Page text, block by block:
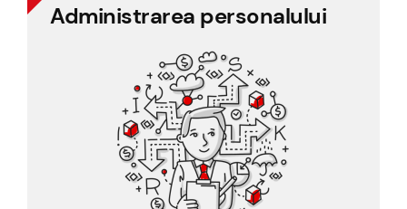
Administrarea personalului
Administrarea personalului
Bonuri de masă
Managementul documentelor
Managementul proiectelor
Evidența personalului
Salarizare